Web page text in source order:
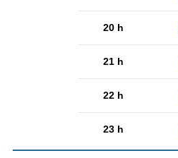
20 h
21 h
22 h
23 h